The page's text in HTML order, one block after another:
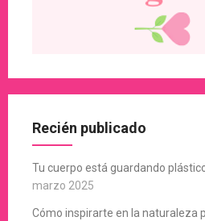
Recién publicado
Tu cuerpo está guardando
marzo 2025
Cómo inspirarte en la naturaleza